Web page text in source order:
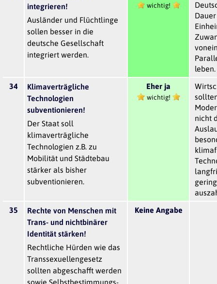
integrieren!
Ausländer und Flüchtlinge
sollen besser in die
deutsche Gesellschaft
integriert werden.
wichtig!
leben.
34
Klimaverträgliche
Technologien
subventionieren!
Der Staat soll
klimaverträgliche
Technologien z.B. zu
Mobilität und Städtebau
stärker als bisher
subventionieren.
Eher ja
wichtig!
nicht
35
Rechte von Menschen mit
Trans- und nichtbinärer
Identität stärken!
Rechtliche Hürden wie das
Transsexuellengesetz
sollten abgeschafft werden
sowie Selbstbestimmungs-
Keine Angabe